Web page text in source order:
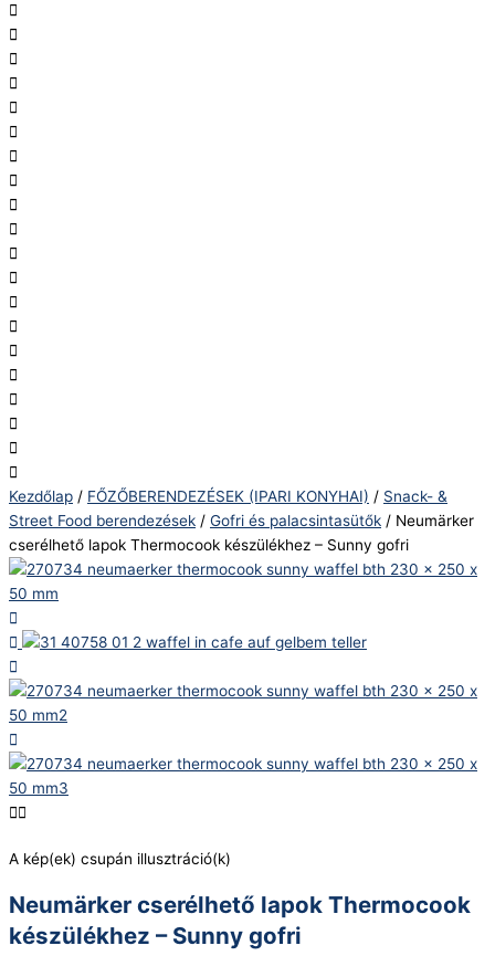
Kezdőlap / FŐZŐBERENDEZÉSEK (IPARI KONYHAI) / Snack- &
Street Food berendezések / Gofri és palacsintasütők / Neumärker
cserélhető lapok Thermocook készülékhez – Sunny gofri
A kép(ek) csupán illusztráció(k)
Neumärker cserélhető lapok Thermocook
készülékhez – Sunny gofri